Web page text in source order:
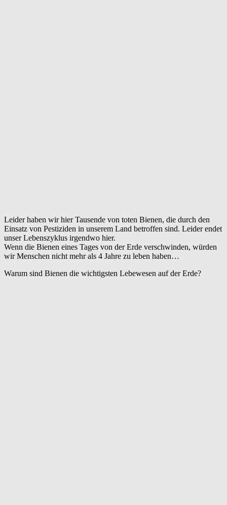
Leider haben wir hier Tausende von toten Bienen, die durch den
Einsatz von Pestiziden in unserem Land betroffen sind. Leider endet
unser Lebenszyklus irgendwo hier.
Wenn die Bienen eines Tages von der Erde verschwinden, würden
wir Menschen nicht mehr als 4 Jahre zu leben haben…
Warum sind Bienen die wichtigsten Lebewesen auf der Erde?